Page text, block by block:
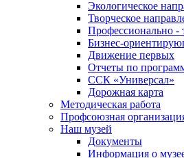
Экологическое
Творческое
Профессионально -
Бизнес-
Движение первых
Отчеты по
ССК «Универсал»
Дорожная карта
Методическая работа
Профсоюзная
Наш музей
Документы
Информация о